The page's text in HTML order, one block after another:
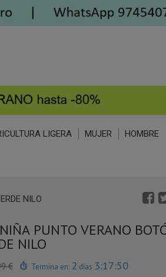
LIGERA MUJER HOMBRE
NILO
PUNTO VERANO
NILO
€ Termina en: 2 días 3:17:50